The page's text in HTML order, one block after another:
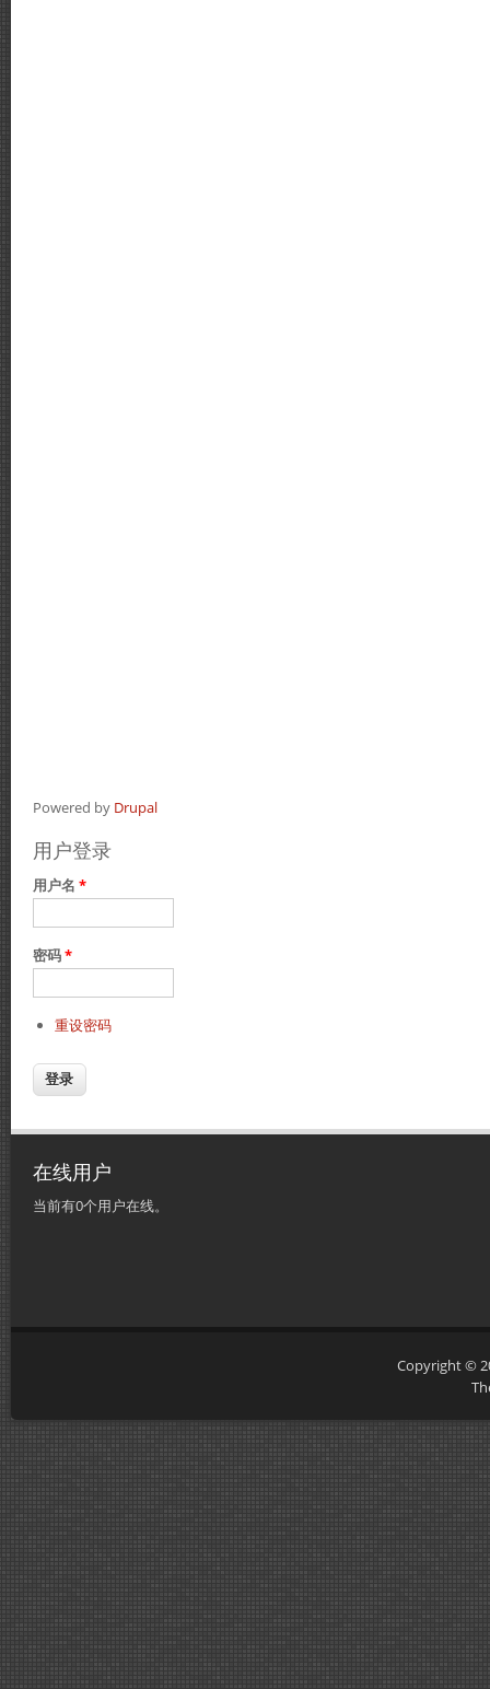
Powered by Drupal
用户登录
用户名 *
密码*
重设密码
在线用户
当前有0个用户在线。
Copyright ©